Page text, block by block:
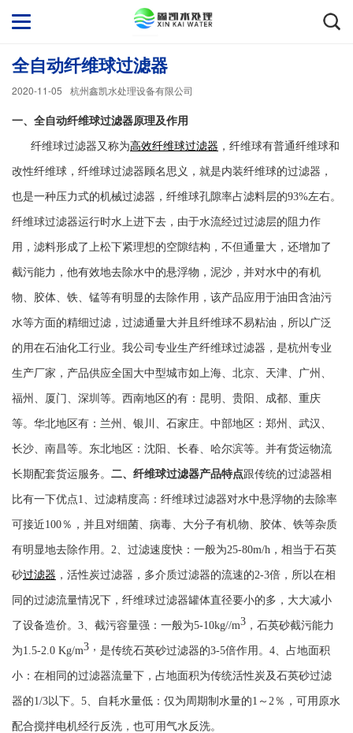
全自动纤维球过滤器
2020-11-05 杭州鑫凯水处理设备有限公司
一、全自动纤维球过滤器原理及作用
纤维球过滤器又称为高效纤维球过滤器 ，纤维球有普通纤维球和
改性纤维球，纤维球过滤器顾名思义，就是内装纤维球的过滤器，
也是一种压力式的机械过滤器，纤维球孔隙率占滤料层的93%左右。
纤维球过滤器运行时水上进下去，由于水流经过过滤层的阻力作
用，滤料形成了上松下紧理想的空隙结构，不但通量大，还增加了
截污能力，他有效地去除水中的悬浮物， 泥沙， 并对水中的有机
物、胶体、铁、锰等有明显的去除作用，该产品应用于油田含油污
水等方面的精细过滤，过滤通量大并且纤维球不易粘油，所以广泛
的用在石油化工行业。我公司专业生产纤维球过滤器，是杭州专业
生产厂家，产品供应全国大中型城市如上海、北京、天津、广州、
福州、厦门、深圳等。西南地区的有：昆明、贵阳、成都、重庆
等。华北地区有：兰州、银川、石家庄。中部地区：郑州、武汉、
长沙、南昌等。东北地区：沈阳、长春、哈尔滨等。并有货运物流
长期配套货运服务。 二、纤维球过滤器产品特点跟传统的过滤器相
比有一下优点1、过滤精度高：纤维球过滤器对水中悬浮物的去除率
可接近100％，并且对细菌、病毒、大分子有机物、胶体、铁等杂质
有明显地去除作用。 2、过滤速度快：一般为25-80m/h，相当于石英
砂过滤器 ，活性炭过滤器，多介质过滤器的流速的2-3倍，所以在相
同的过滤流量情况下，纤维球过滤器罐体直径要小的多，大大减小
了设备造价。 3、截污容量强：一般为5-10kg//m3 ，石英砂截污能力
为1.5-2.0 Kg/m3， 是传统石英砂过滤器的3-5倍作用。 4、占地面积
小：在相同的过滤器流量下，占地面积为传统活性炭及石英砂过滤
器的1/3以下。 5、自耗水量低：仅为周期制水量的1～2％，可用原水
配合搅拌电机经行反洗，也可用气水反洗。